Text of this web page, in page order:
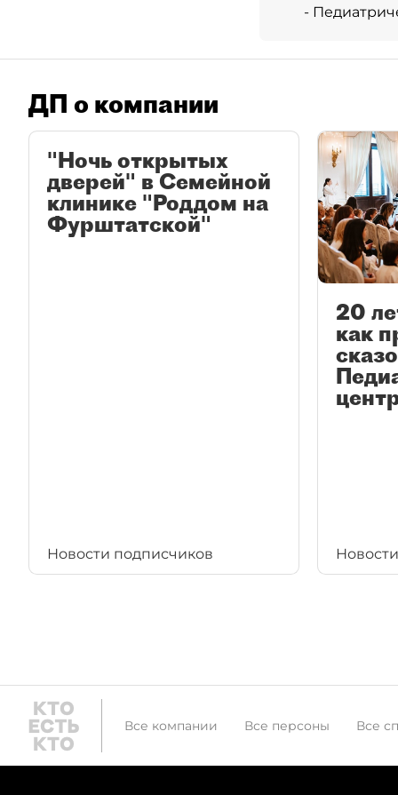
-
ДП о компании
"Ночь открытых
дверей" в Семейной
клинике "Роддом на
Фурштатской"
Новости подписчиков
20
как
Все компании Все персоны Все